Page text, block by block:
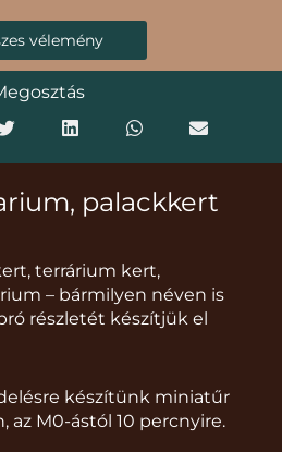
vélemény
palackkert
terrárium kert,
– bármilyen néven is
részletét készítjük el
készítünk miniatűr
M0-ástól 10 percnyire.